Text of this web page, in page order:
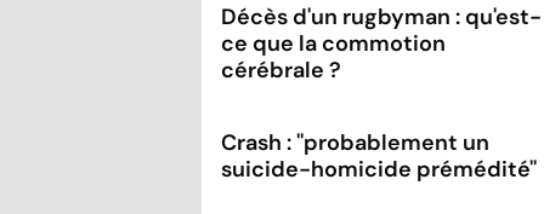
Décès d'un rugbyman : qu'est-
ce que la commotion
cérébrale ?
Crash : ''probablement un
suicide-homicide prémédité''